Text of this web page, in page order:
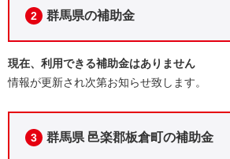
2 群馬県の補助金
現在、利用できる補助金はありません
情報が更新され次第お知らせ致します。
3 群馬県 邑楽郡板倉町の補助金